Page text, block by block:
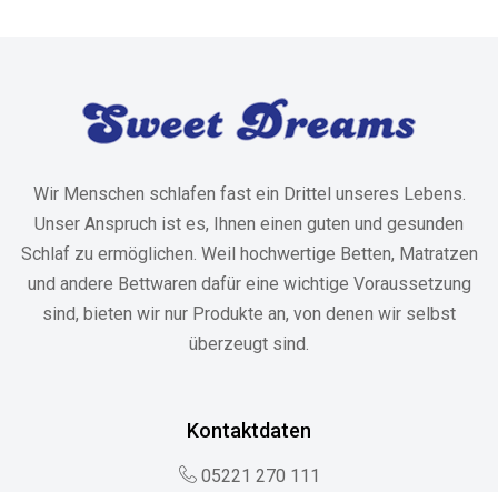
Wir Menschen schlafen fast ein Drittel unseres Lebens.
Unser Anspruch ist es, Ihnen einen guten und gesunden
Schlaf zu ermöglichen. Weil hochwertige Betten, Matratzen
und andere Bettwaren dafür eine wichtige Voraussetzung
sind, bieten wir nur Produkte an, von denen wir selbst
überzeugt sind.
Kontaktdaten
05221 270 111